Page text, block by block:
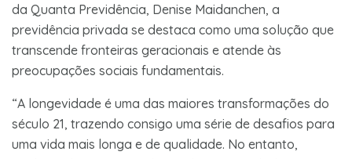
da Quanta Previdência, Denise Maidanchen, a
previdência privada se destaca como uma solução que
transcende fronteiras geracionais e atende às
preocupações sociais fundamentais.
“A longevidade é uma das maiores transformações do
século 21, trazendo consigo uma série de desafios para
uma vida mais longa e de qualidade. No entanto,